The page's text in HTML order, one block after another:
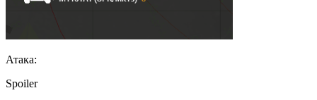
Атака:
Spoiler